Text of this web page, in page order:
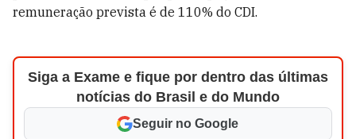
remuneração prevista é de 110% do CDI.
Siga a Exame e fique por dentro das últimas
notícias do Brasil e do Mundo
Seguir no Google